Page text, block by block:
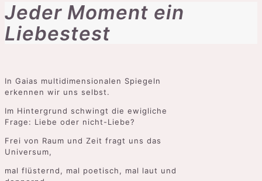
Jeder Moment ein
Liebestest
In Gaias multidimensionalen Spiegeln
erkennen wir uns selbst.
Im Hintergrund schwingt die ewigliche
Frage: Liebe oder nicht-Liebe?
Frei von Raum und Zeit fragt uns das
Universum,
mal flüsternd, mal poetisch, mal laut und